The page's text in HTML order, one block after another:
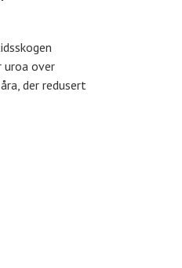
uroa over
der redusert